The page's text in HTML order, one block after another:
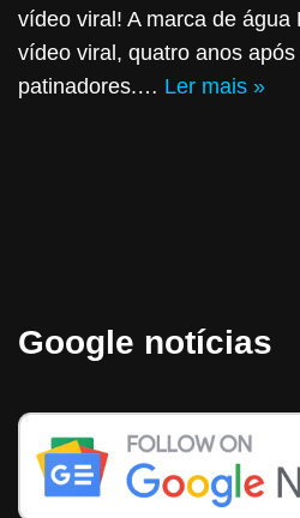
vídeo viral! A marca de água
vídeo viral, quatro anos
patinadores.… Ler mais »
Google notícias